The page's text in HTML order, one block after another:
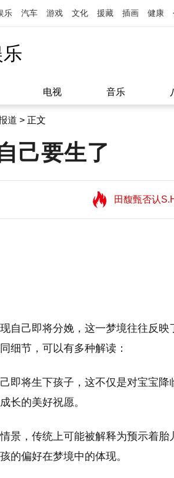
乐 汽车 游戏 文化 援藏 插画 健康
电视 音乐
道 > 正文
己要生了
田馥甄否认
望11:08
田馥甄否认
自己即将分娩，这一梦境往往反
细节，可以有多种解读：
即将生下孩子，这不仅是对宝宝
长的美好祝愿。
景，传统上可能被解释为预示着
的偏好在梦境中的体现。